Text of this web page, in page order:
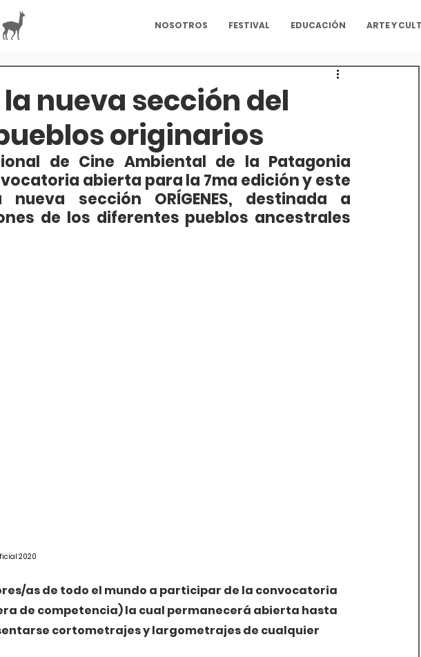
NOSOTROS FESTIVAL EDUCACIÓN ARTE Y
la nueva sección del
originarios
de Cine Ambiental de la Patagonia
abierta para la 7ma edición y este
sección ORÍGENES, destinada a
de los diferentes pueblos ancestrales
2020
as de todo el mundo a participar de la convocatoria
de competencia) la cual permanecerá abierta hasta
cortometrajes y largometrajes de cualquier